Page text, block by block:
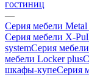
гостиниц
—
Серия мебели Metal
Серия мебели X-
systemСерия
мебели Locker plus
шкафы-купеСерия